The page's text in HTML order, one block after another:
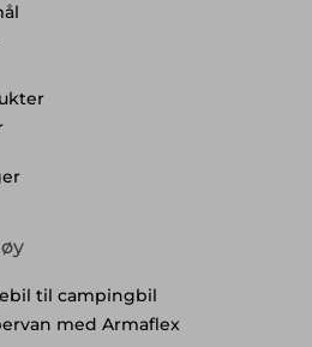
til campingbil
med Armaflex